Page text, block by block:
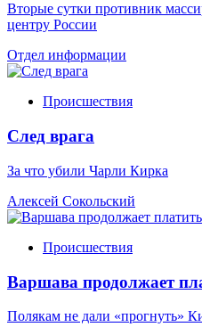
Вторые сутки противник
центру России
Отдел информации
Происшествия
След врага
За что убили Чарли Кирка
Алексей Сокольский
Происшествия
Варшава продолжает
Полякам не дали «прогнуть»